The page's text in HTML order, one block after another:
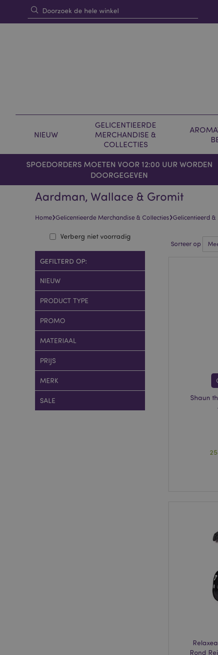
NIEUW
GELICENTIEERDE
MERCHANDISE &
COLLECTIES
SPOEDORDERS MOETEN VOOR 12:00 UUR WORDEN
DOORGEGEVEN
Aardman, Wallace & Gromit
Home›Gelicentieerde Merchandise & Collecties›Gelicentieerd &
Sorteer op
Shaun
Rond
Verberg niet voorradig
GEFILTERD OP:
NIEUW
PRODUCT TYPE
PROMO
MATERIAAL
PRIJS
MERK
SALE